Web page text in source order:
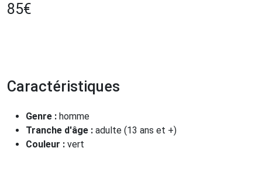
85€
Caractéristiques
Genre : homme
Tranche d'âge : adulte (13 ans et +)
Couleur : vert